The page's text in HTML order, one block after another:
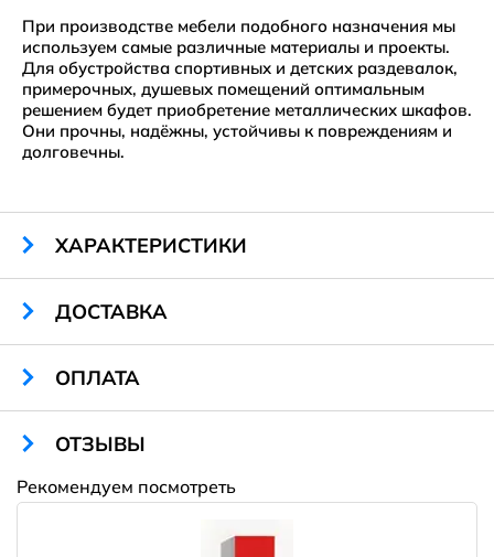
При производстве мебели подобного назначения мы
используем самые различные материалы и проекты.
Для обустройства спортивных и детских раздевалок,
примерочных, душевых помещений оптимальным
решением будет приобретение металлических шкафов.
Они прочны, надёжны, устойчивы к повреждениям и
долговечны.
ХАРАКТЕРИСТИКИ
Кол-во секций:
Тип замка:
ключевой
Материал:
ДОСТАВКА
Санкт-Петербург и Ленинградская область
2500 рублей в пределах КАД
ОПЛАТА
ОТЗЫВЫ
Рекомендуем посмотреть